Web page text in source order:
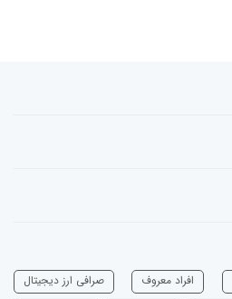
افراد معروف
صرافی ارز دیجیتال